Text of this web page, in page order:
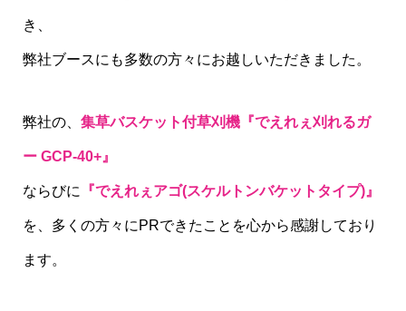
き、
弊社ブースにも多数の方々にお越しいただきました。
弊社の、 集草バスケット付草刈機『でえれぇ刈れるガ
ー GCP-40+』
ならびに 『でえれぇアゴ(スケルトンバケットタイプ)』
を、多くの方々にPRできたことを心から感謝しており
ます。